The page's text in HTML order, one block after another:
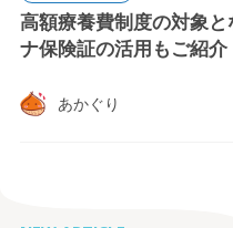
高額療養費制度の対象
ナ保険証の活用もご紹介
あかぐり